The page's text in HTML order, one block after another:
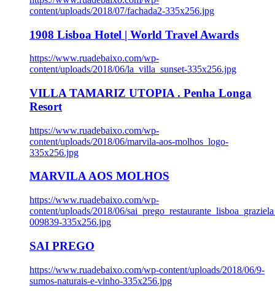
content/uploads/2018/07/fachada2-335x256.jpg
1908 Lisboa Hotel | World Travel Awards
https://www.ruadebaixo.com/wp-
content/uploads/2018/06/la_villa_sunset-335x256.jpg
VILLA TAMARIZ UTOPIA . Penha Longa
Resort
https://www.ruadebaixo.com/wp-
content/uploads/2018/06/marvila-aos-molhos_logo-
335x256.jpg
MARVILA AOS MOLHOS
https://www.ruadebaixo.com/wp-
content/uploads/2018/06/
009839-335x256.jpg
SAI PREGO
https://www.ruadebaixo.com/wp-content/uploads/2018/06/9-
sumos-naturais-e-vinho-335x256.jpg